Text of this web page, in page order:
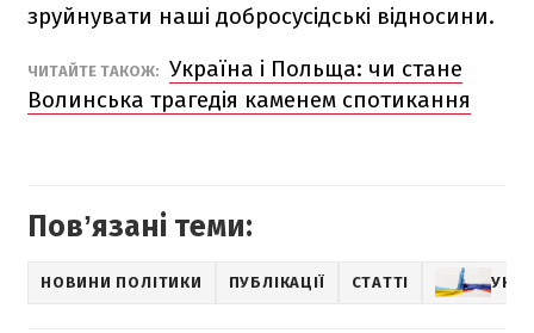
зруйнувати наші добросусідські відносини.
ЧИТАЙТЕ ТАКОЖ: Україна і Польща: чи стане
Волинська трагедія каменем спотикання
Повʼязані теми:
НОВИНИ ПОЛІТИКИ ПУБЛІКАЦІЇ СТАТТІ